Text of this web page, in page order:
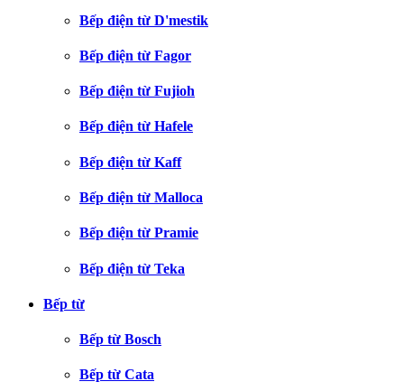
Bếp điện từ D'mestik
Bếp điện từ Fagor
Bếp điện từ Fujioh
Bếp điện từ Hafele
Bếp điện từ Kaff
Bếp điện từ Malloca
Bếp điện từ Pramie
Bếp điện từ Teka
Bếp từ
Bếp từ Bosch
Bếp từ Cata